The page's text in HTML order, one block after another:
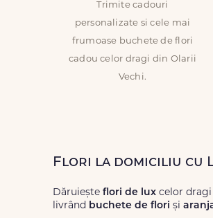
Trimite cadouri
personalizate si cele mai
frumoase buchete de flori
cadou celor dragi din Olarii
Vechi.
Flori la domiciliu cu
Dăruiește flori de lux celor
livrând buchete de flori și